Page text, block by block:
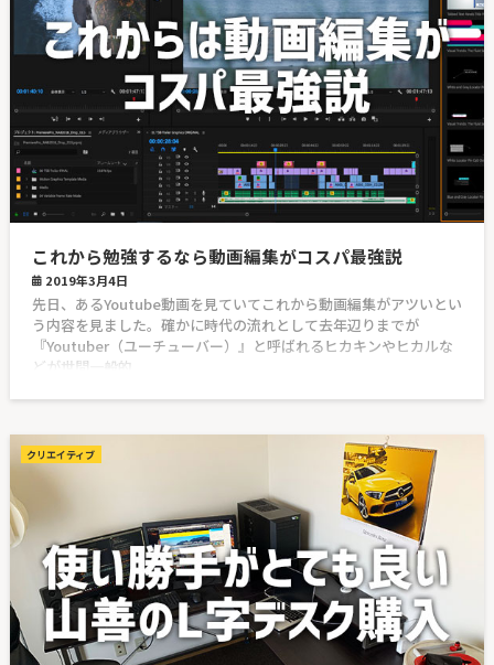
これから勉強するなら動画編集がコスパ最強説
2019年3月4日
先日、あるYoutube動画を見ていてこれから動画編集がアツいとい
う内容を見ました。確かに時代の流れとして去年辺りまでが
『Youtuber（ユーチューバー）』と呼ばれるヒカキンやヒカルな
どが世間一般的
クリエイティブ